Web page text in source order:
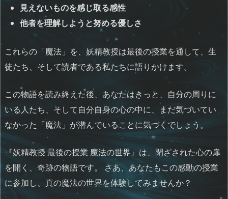
見えないものを感じ取る感性
他者を理解しようと努める優しさ
これらの「魔法」を、妖精教授は最後の授業を通して、生
徒たち、そして読者である私たちに語りかけます。
この物語を読み終えた後、あなたはきっと、自分の周りに
いる人たち、そして自分自身の心の中に、まだ気づいてい
なかった「魔法」が潜んでいることに気づくでしょう。
『妖精教授 最後の授業 魔法の世界』は、閉ざされた心の扉
を開く、奇跡の物語です。 さあ、あなたもこの感動の授業
に参加し、真の魔法の世界を体験してみませんか？